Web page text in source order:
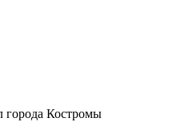
города Костромы